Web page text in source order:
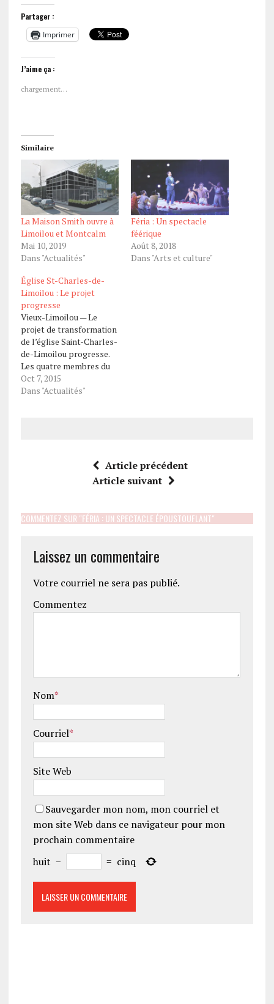
Partager :
Imprimer
J’aime ça :
chargement…
Similaire
La Maison Smith ouvre à
Limoilou et Montcalm
Mai 10, 2019
Dans "Actualités"
Féria : Un spectacle
féérique
Août 8, 2018
Dans "Arts et culture"
Église St-Charles-de-
Limoilou : Le projet
progresse
Vieux-Limoilou — Le
projet de transformation
de l’église Saint-Charles-
de-Limoilou progresse.
Les quatre membres du
groupe L’église Saint-
Charles de Limoilou :
avancer le dossier, le
lucratif. Ils…
Oct 7, 2015
Dans "Actualités"
Article précédent
Article suivant
COMMENTEZ SUR "FÉRIA : UN SPECTACLE ÉPOUSTOUFLANT"
Laissez un commentaire
Votre courriel ne sera pas publié.
Commentez
Nom*
Courriel*
Site Web
Sauvegarder mon nom, mon courriel et
mon site Web dans ce navigateur pour mon
prochain commentaire
huit − = cinq